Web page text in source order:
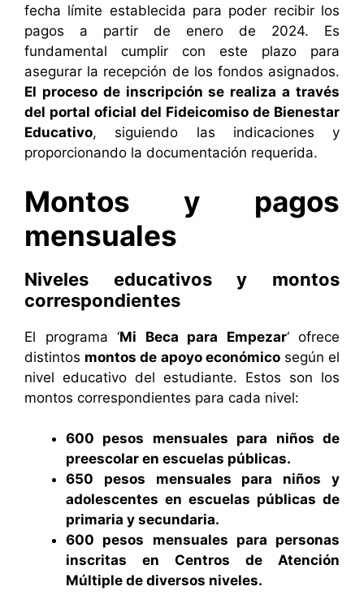
fecha límite establecida para poder recibir los
pagos a partir de enero de 2024. Es
fundamental cumplir con este plazo para
asegurar la recepción de los fondos asignados.
El proceso de inscripción se realiza a través
del portal oficial del Fideicomiso de Bienestar
Educativo, siguiendo las indicaciones y
proporcionando la documentación requerida.
Montos y pagos
mensuales
Niveles educativos y montos
correspondientes
El programa ‘Mi Beca para Empezar‘ ofrece
distintos montos de apoyo económicosegún el
nivel educativo del estudiante. Estos son los
montos correspondientes para cada nivel:
600 pesos mensuales para niños de
preescolar en escuelas públicas.
650 pesos mensuales para niños y
adolescentes en escuelas públicas de
primaria y secundaria.
600 pesos mensuales para personas
inscritas en Centros de Atención
Múltiple de diversos niveles.